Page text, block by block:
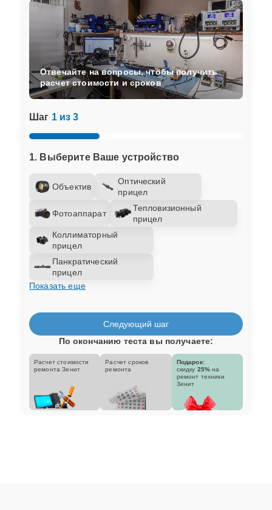
Шаг 1 из 3
1. Выберите Ваше устройство
Объектив
Оптический
прицел
Фотоаппарат
Тепловизионный
прицел
Коллиматорный
прицел
Панкратический
прицел
Показать еще
Отвечайте на вопросы, чтобы получить
расчет стоимости и сроков
Следующий шаг
По окончанию теста вы получаете:
Расчет стоимости
ремонта Зенит
Расчет сроков
ремонта
Подарок:
скидку 25% на
ремонт техники
Зенит